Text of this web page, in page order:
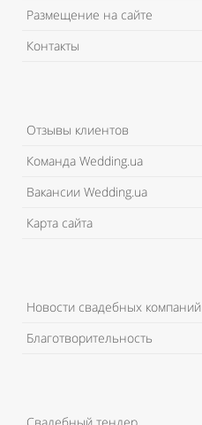
Размещение на сайте
Контакты
Отзывы клиентов
Команда Wedding.ua
Вакансии Wedding.ua
Карта сайта
Новости свадебных компаний
Благотворительность